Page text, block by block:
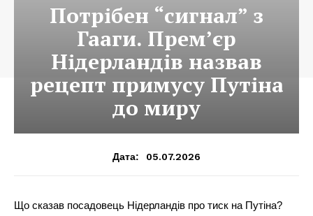
Потрібен “сигнал” з
Гааги. Прем’єр
Нідерландів назвав
рецепт примусу Путіна
до миру
Дата: 05.07.2026
Що сказав посадовець Нідерландів про тиск на Путіна?